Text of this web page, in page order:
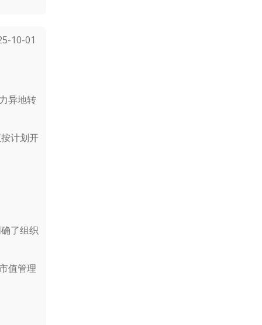
10-01
异地转
计划开
了组织
值管理